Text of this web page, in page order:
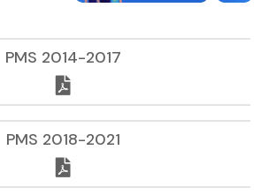
PMS 2014-2017
PMS 2018-2021